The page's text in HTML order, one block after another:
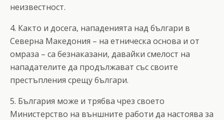
неизвестност.
4. Както и досега, нападенията над българи в
Северна Македония – на етническа основа и от
омраза – са безнаказани, давайки смелост на
нападателите да продължават със своите
престъпления срещу българи.
5. България може и трябва чрез своето
Министерство на външните работи да настоява за